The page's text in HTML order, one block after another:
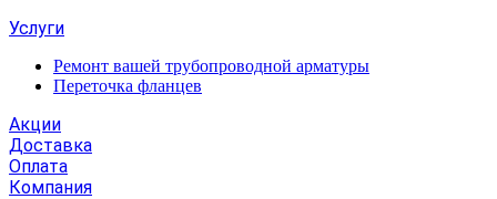
Услуги
Ремонт вашей трубопроводной арматуры
Переточка фланцев
Акции
Доставка
Оплата
Компания